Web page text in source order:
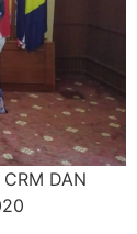
DAN